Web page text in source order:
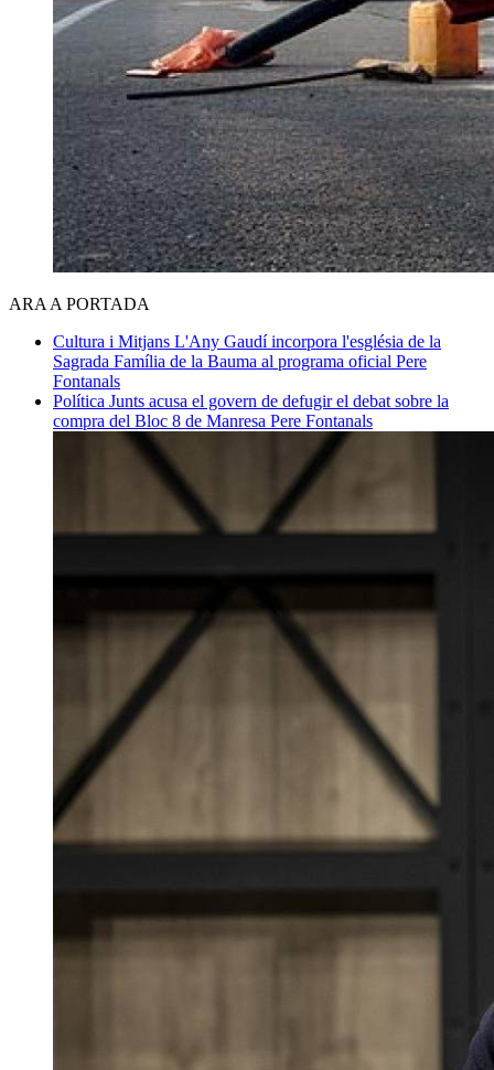
ARA A PORTADA
Cultura i Mitjans L'Any Gaudí incorpora l'església de la
Sagrada Família de la Bauma al programa oficial Pere
Fontanals
Política Junts acusa el govern de defugir el debat sobre la
compra del Bloc 8 de Manresa Pere Fontanals